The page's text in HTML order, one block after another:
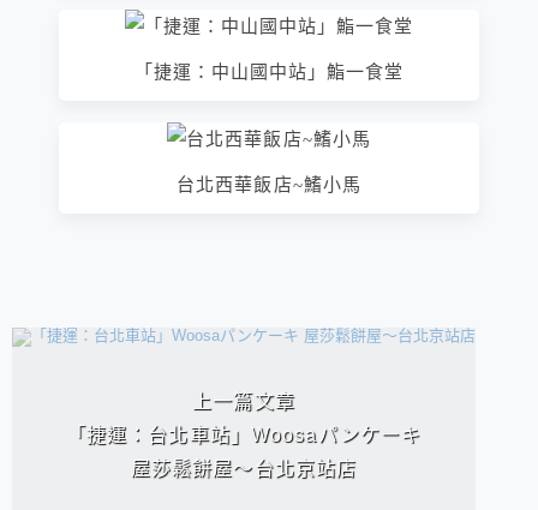
「捷運：中山國中站」鮨一食堂
台北西華飯店~鰭小馬
相連文章
上一篇文章
「捷運：台北車站」Woosaパンケーキ
屋莎鬆餅屋～台北京站店